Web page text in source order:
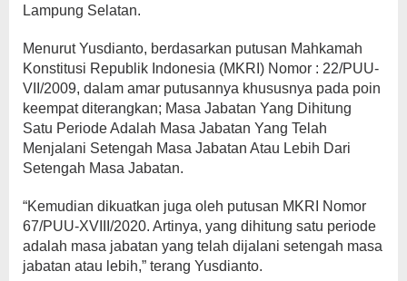
Lampung Selatan.
Menurut Yusdianto, berdasarkan putusan Mahkamah
Konstitusi Republik Indonesia (MKRI) Nomor : 22/PUU-
VII/2009, dalam amar putusannya khususnya pada poin
keempat diterangkan; Masa Jabatan Yang Dihitung
Satu Periode Adalah Masa Jabatan Yang Telah
Menjalani Setengah Masa Jabatan Atau Lebih Dari
Setengah Masa Jabatan.
“Kemudian dikuatkan juga oleh putusan MKRI Nomor
67/PUU-XVIII/2020. Artinya, yang dihitung satu periode
adalah masa jabatan yang telah dijalani setengah masa
jabatan atau lebih,” terang Yusdianto.